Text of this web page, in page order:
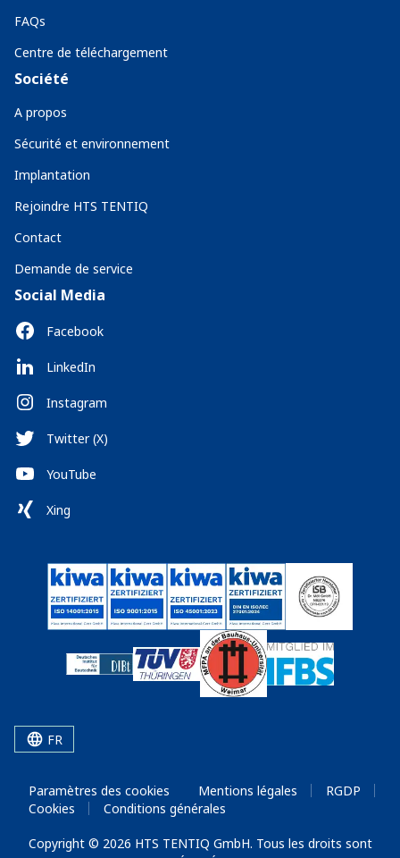
FAQs
Centre de téléchargement
Société
A propos
Sécurité et environnement
Implantation
Rejoindre HTS TENTIQ
Contact
Demande de service
Social Media
Facebook
LinkedIn
Instagram
Twitter (X)
YouTube
Xing
FR
Paramètres des cookies Mentions légales
RGDP
Cookies
Conditions générales
Copyright © 2026 HTS TENTIQ GmbH. Tous les droits sont